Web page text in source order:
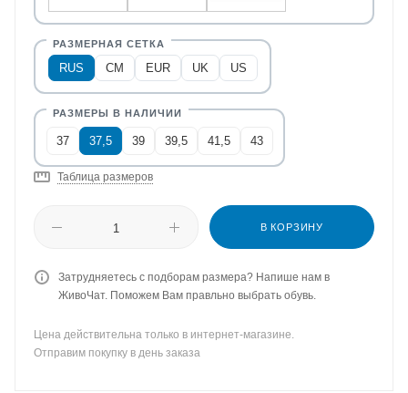
RUS CM EUR UK US
37 37,5 39 39,5 41,5 43
Таблица размеров
В КОРЗИНУ
Затрудняетесь с подборам размера? Напише нам в
ЖивоЧат. Поможем Вам правльно выбрать обувь.
Цена действительна только в интернет-магазине.
Отправим покупку в день заказа